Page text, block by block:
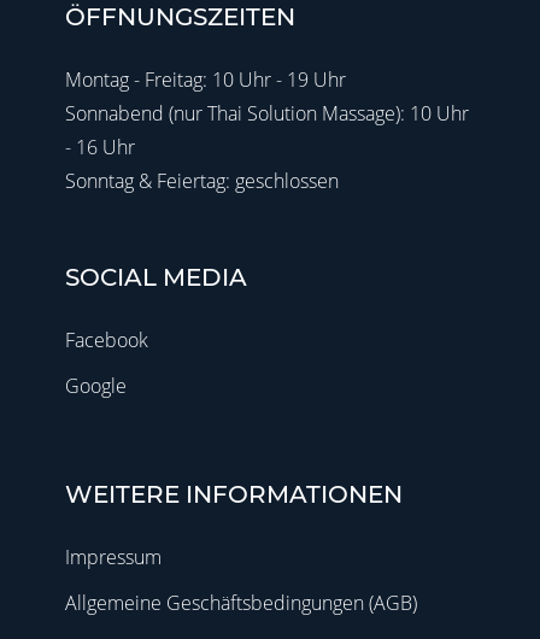
ÖFFNUNGSZEITEN
Montag - Freitag: 10 Uhr - 19 Uhr
Sonnabend (nur Thai Solution Massage): 10 Uhr
- 16 Uhr
Sonntag & Feiertag: geschlossen
SOCIAL MEDIA
Facebook
Google
WEITERE INFORMATIONEN
Impressum
Allgemeine Geschäftsbedingungen (AGB)